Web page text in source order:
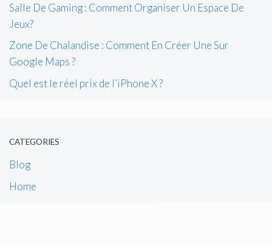
Salle De Gaming : Comment Organiser Un Espace De
Jeux?
Zone De Chalandise : Comment En Créer Une Sur
Google Maps ?
Quel est le réel prix de l’iPhone X ?
CATEGORIES
Blog
Home